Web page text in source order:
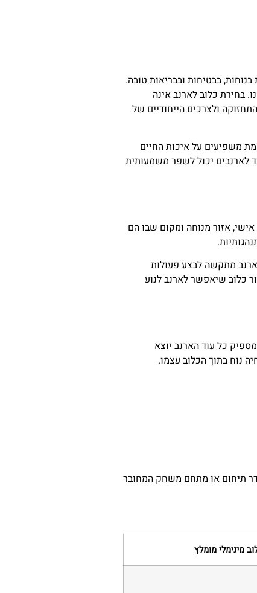
בבטיחות ובבריאות טובה.
בחירת כלוב לארנב אינה
ולצרכים הייחודיים של
משפיעים על איכות החיים
לארנבים יכול לשפר משמעותית
אזור מנוחה ומקום שבו הם
מתקשה לבצע פעולות
כלוב שיאפשר לארנב לנוע
כל עוד הארנב יוצא
נוח בתוך הכלוב עצמו.
תיחום או מתחם משחק המחובר
מינימלי מומלץ